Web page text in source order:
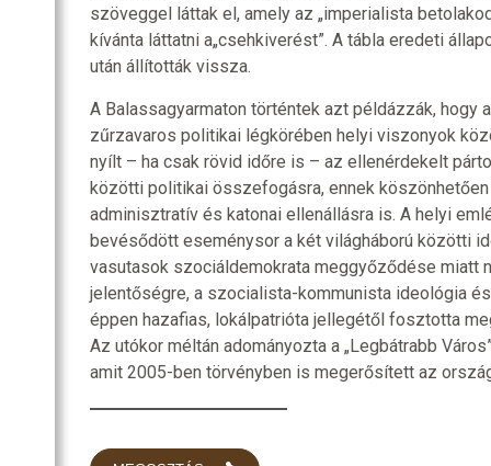
szöveggel láttak el, amely az „imperialista
kívánta láttatni a„csehkiverést”. A tábla eredeti
után állították vissza.
A Balassagyarmaton történtek azt példázzák, hogy
zűrzavaros politikai légkörében helyi viszonyok
nyílt – ha csak rövid időre is – az ellenérdekelt
közötti politikai összefogásra, ennek
adminisztratív és katonai ellenállásra is. A helyi
bevésődött eseménysor a két világháború közötti
vasutasok szociáldemokrata meggyőződése miatt
jelentőségre, a szocialista-kommunista ideológia
éppen hazafias, lokálpatrióta jellegétől fosztotta
Az utókor méltán adományozta a „Legbátrabb
amit 2005-ben törvényben is megerősített az